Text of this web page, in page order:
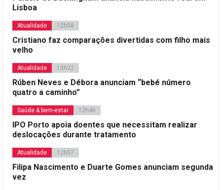
Lisboa
Atualidade 12h58
Cristiano faz comparações divertidas com filho mais
velho
Atualidade 13h22
Rúben Neves e Débora anunciam “bebé número
quatro a caminho”
Saúde & bem-estar 12h46
IPO Porto apoia doentes que necessitam realizar
deslocações durante tratamento
Atualidade 12h57
Filipa Nascimento e Duarte Gomes anunciam segunda
vez